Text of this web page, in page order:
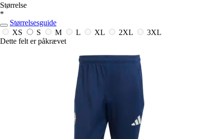
Størrelse
*
Størrelsesguide
XS
S M L XL 2XL
3XL
Dette felt er påkrævet